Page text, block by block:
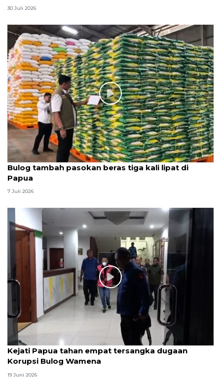
30 Juli 2026
Bulog tambah pasokan beras tiga kali lipat di
Papua
7 Juli 2026
Kejati Papua tahan empat tersangka dugaan
Korupsi Bulog Wamena
19 Juni 2026